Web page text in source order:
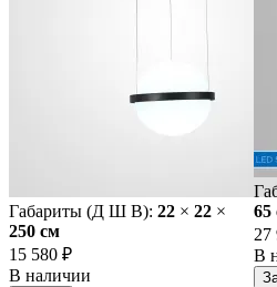
Габариты (Д Ш В): 22 × 22 ×
250 cм
15 580 ₽
В наличии
65
27
В